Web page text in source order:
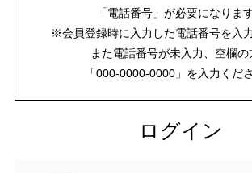
「電話番号」が必要になります
※会員登録時に入力した電話番号を入力
また電話番号が未入力、空欄の
「000-0000-0000」を入力くださ
ログイン